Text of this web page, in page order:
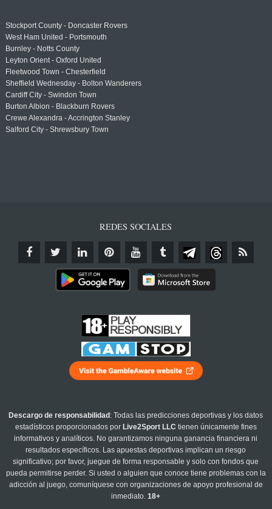
Stockport County - Doncaster Rovers
West Ham United - Portsmouth
Burnley - Notts County
Leyton Orient - Oxford United
Fleetwood Town - Chesterfield
Sheffield Wednesday - Bolton Wanderers
Cardiff City - Swindon Town
Burton Albion - Blackburn Rovers
Crewe Alexandra - Accrington Stanley
Salford City - Shrewsbury Town
REDES SOCIALES
Descargo de responsabilidad : Todas las predicciones deportivas y los datos
estadísticos proporcionados por Live2Sport LLC tienen únicamente fines
informativos y analíticos. No garantizamos ninguna ganancia financiera ni
resultados específicos. Las apuestas deportivas implican un riesgo
significativo; por favor, juegue de forma responsable y solo con fondos que
pueda permitirse perder. Si usted o alguien que conoce tiene problemas con la
adicción al juego, comuníquese con organizaciones de apoyo profesional de
inmediato.18+